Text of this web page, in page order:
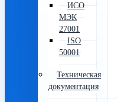
ИСО
МЭК
27001
ISO
50001
Техническая
документация